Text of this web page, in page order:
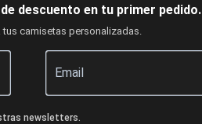
descuento en tu primer pedido.
camisetas personalizadas.
newsletters.